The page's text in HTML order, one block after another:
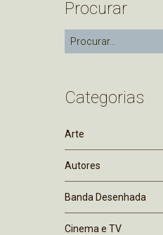
Procurar
Categorias
Arte
Autores
Banda Desenhada
Cinema e TV